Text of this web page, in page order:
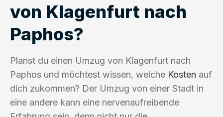
von Klagenfurt nach
Paphos?
Planst du einen Umzug von Klagenfurt nach
Paphos und möchtest wissen, welche Kosten auf
dich zukommen? Der Umzug von einer Stadt in
eine andere kann eine nervenaufreibende